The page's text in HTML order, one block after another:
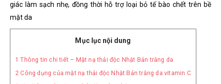
giác làm sạch nhẹ, đồng thời hỗ trợ loại bỏ tế bào chết trên bề
mặt da
Mục lục nội dung
1 Thông tin chi tiết – Mặt nạ thải độc Nhật Bản trắng da
2 Công dụng của mặt nạ thải độc Nhật Bản trắng da vitamin C